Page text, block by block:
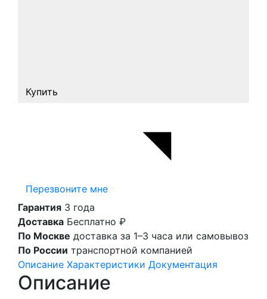
Купить
Перезвоните мне
Гарантия 3 года
Доставка Бесплатно ₽
По Москве доставка за 1–3 часа или самовывоз
По России транспортной компанией
Описание Характеристики Документация
Описание